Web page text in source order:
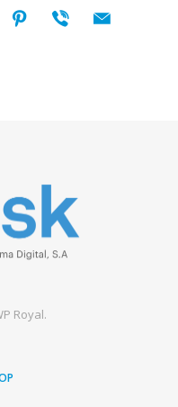
pinterest
viber mail
Royal.